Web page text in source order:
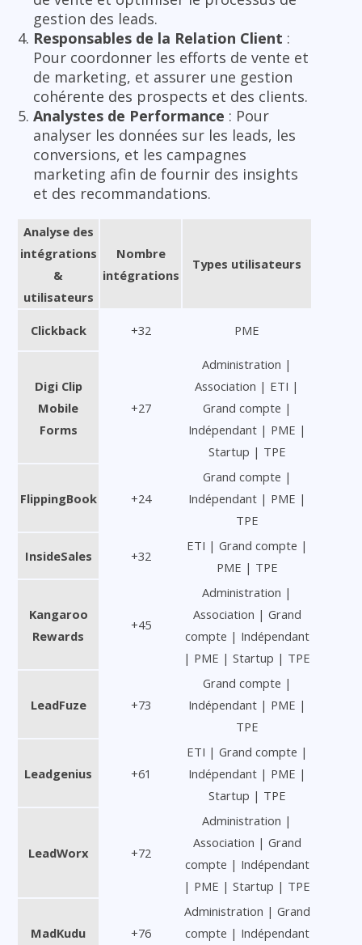
gestion des leads.
Responsables de la Relation Client :
Pour coordonner les efforts de vente et
de marketing, et assurer une gestion
cohérente des prospects et des clients.
Analystes de Performance : Pour
analyser les données sur les leads, les
conversions, et les campagnes
marketing afin de fournir des insights
et des recommandations.
Analyse des
intégrations
&
utilisateurs
Nombre
intégrations
Types utilisateurs
Clickback +32 PME
Digi Clip
Mobile
Forms
+27
Administration |
Association | ETI |
Grand compte |
Indépendant | PME |
Startup | TPE
FlippingBook +24
Grand compte |
Indépendant | PME |
TPE
InsideSales +32
ETI | Grand compte |
PME | TPE
Kangaroo
Rewards
+45
Administration |
Association | Grand
compte | Indépendant
| PME | Startup | TPE
LeadFuze +73
Grand compte |
Indépendant | PME |
TPE
Leadgenius +61
ETI | Grand compte |
Indépendant | PME |
Startup | TPE
LeadWorx +72
Administration |
Association | Grand
compte | Indépendant
| PME | Startup | TPE
MadKudu +76
Administration | Grand
compte | Indépendant